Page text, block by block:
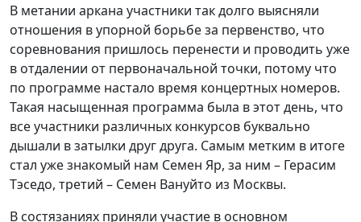
В метании аркана участники так долго выясняли
отношения в упорной борьбе за первенство, что
соревнования пришлось перенести и проводить уже
в отдалении от первоначальной точки, потому что
по программе настало время концертных номеров.
Такая насыщенная программа была в этот день, что
все участники различных конкурсов буквально
дышали в затылки друг друга. Самым метким в итоге
стал уже знакомый нам Семен Яр, за ним – Герасим
Тэседо, третий – Семен Вануйто из Москвы.
В состязаниях приняли участие в основном